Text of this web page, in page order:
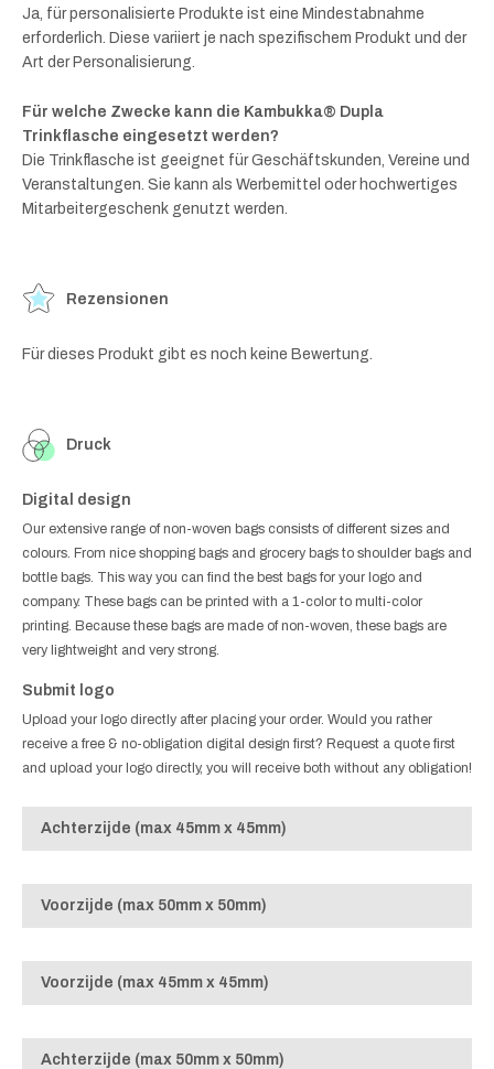
Ja, für personalisierte Produkte ist eine Mindestabnahme
erforderlich. Diese variiert je nach spezifischem Produkt und der
Art der Personalisierung.
Für welche Zwecke kann die Kambukka® Dupla
Trinkflasche eingesetzt werden?
Die Trinkflasche ist geeignet für Geschäftskunden, Vereine und
Veranstaltungen. Sie kann als Werbemittel oder hochwertiges
Mitarbeitergeschenk genutzt werden.
Rezensionen
Für dieses Produkt gibt es noch keine Bewertung.
Druck
Digital design
Our extensive range of non-woven bags consists of different sizes and
colours. From nice shopping bags and grocery bags to shoulder bags and
bottle bags. This way you can find the best bags for your logo and
company. These bags can be printed with a 1-color to multi-color
printing. Because these bags are made of non-woven, these bags are
very lightweight and very strong.
Submit logo
Upload your logo directly after placing your order. Would you rather
receive a free & no-obligation digital design first? Request a quote first
and upload your logo directly, you will receive both without any obligation!
Achterzijde (max 45mm x 45mm)
Voorzijde (max 50mm x 50mm)
Voorzijde (max 45mm x 45mm)
Achterzijde (max 50mm x 50mm)